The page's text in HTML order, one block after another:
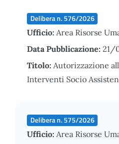
Delibera n. 576/2026
Ufficio: Area Risorse
Data Pubblicazione: 21/
Titolo: Autorizzazione
Interventi Socio
Delibera n. 575/2026
Ufficio: Area Risorse